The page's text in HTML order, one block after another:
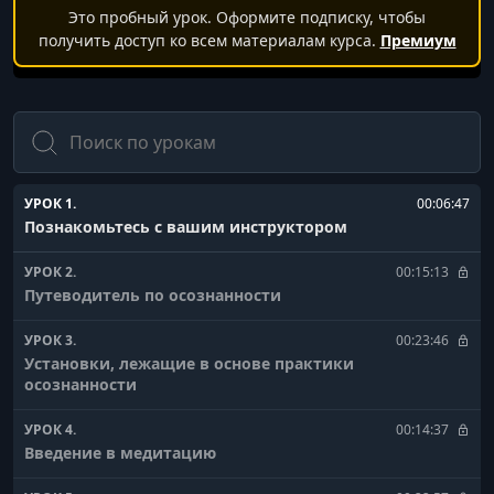
Это пробный урок. Оформите подписку, чтобы
получить доступ ко всем материалам курса. Премиум
Поиск
УРОК 1. 00:06:47
Познакомьтесь с вашим инструктором
УРОК 2. 00:15:13
Путеводитель по осознанности
УРОК 3. 00:23:46
Установки, лежащие в основе практики
осознанности
УРОК 4. 00:14:37
Введение в медитацию